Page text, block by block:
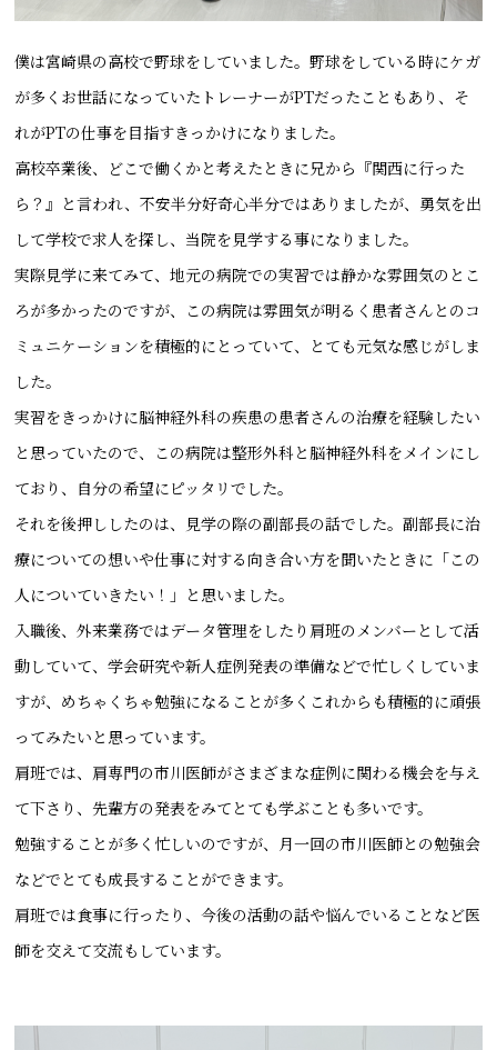
僕は宮崎県の高校で野球をしていました。野球をしている時にケガ
が多くお世話になっていたトレーナーがPTだったこともあり、そ
れがPTの仕事を目指すきっかけになりました。
高校卒業後、どこで働くかと考えたときに兄から『関西に行った
ら？』と言われ、不安半分好奇心半分ではありましたが、勇気を出
して学校で求人を探し、当院を見学する事になりました。
実際見学に来てみて、地元の病院での実習では静かな雰囲気のとこ
ろが多かったのですが、この病院は雰囲気が明るく患者さんとのコ
ミュニケーションを積極的にとっていて、とても元気な感じがしま
した。
実習をきっかけに脳神経外科の疾患の患者さんの治療を経験したい
と思っていたので、この病院は整形外科と脳神経外科をメインにし
ており、自分の希望にピッタリでした。
それを後押ししたのは、見学の際の副部長の話でした。副部長に治
療についての想いや仕事に対する向き合い方を聞いたときに「この
人についていきたい！」と思いました。
入職後、外来業務ではデータ管理をしたり肩班のメンバーとして活
動していて、学会研究や新人症例発表の準備などで忙しくしていま
すが、めちゃくちゃ勉強になることが多くこれからも積極的に頑張
ってみたいと思っています。
肩班では、肩専門の市川医師がさまざまな症例に関わる機会を与え
て下さり、先輩方の発表をみてとても学ぶことも多いです。
勉強することが多く忙しいのですが、月一回の市川医師との勉強会
などでとても成長することができます。
肩班では食事に行ったり、今後の活動の話や悩んでいることなど医
師を交えて交流もしています。